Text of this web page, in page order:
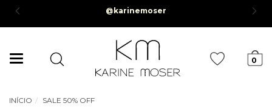
em até 6x sem juros *Parcela mínima de R$50,00*
Mudar
0
INÍCIO SALE 50% OFF